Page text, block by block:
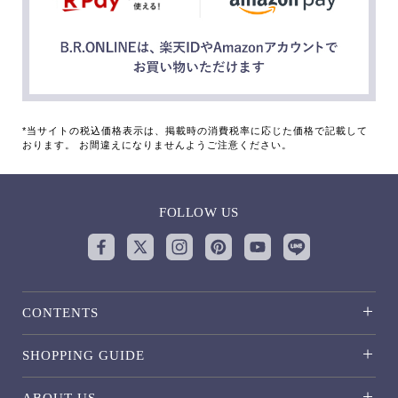
*当サイトの税込価格表示は、掲載時の消費税率に応じた価格で記載して
おります。 お間違えになりませんようご注意ください。
FOLLOW US
CONTENTS
SHOPPING GUIDE